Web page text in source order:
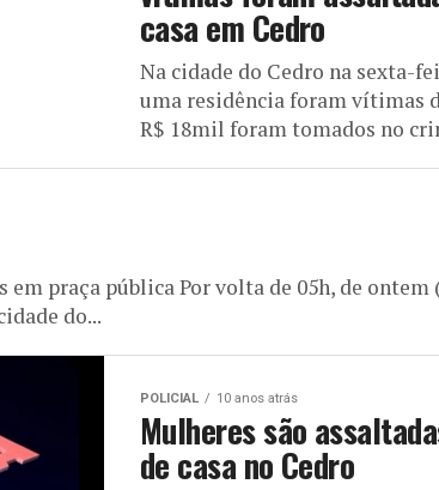
casa em Cedro
Na cidade do Cedro na sexta-
uma residência foram vítimas
R$ 18mil foram tomados no
em praça pública Por volta de 05h, de
do...
POLICIAL 10 anos atrás
Mulheres são
de casa no Cedro